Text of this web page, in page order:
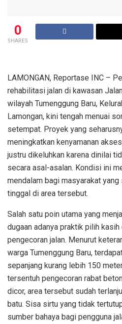
0
SHARES
LAMONGAN, Reportase INC –
rehabilitasi jalan di kawasan
wilayah Tumenggung Baru,
Lamongan, kini tengah menuai
setempat. Proyek yang
meningkatkan kenyamanan
justru dikeluhkan karena dinilai
secara asal-asalan. Kondisi ini
mendalam bagi masyarakat
tinggal di area tersebut.
Salah satu poin utama yang
dugaan adanya praktik pilih
pengecoran jalan. Menurut
warga Tumenggung Baru,
sepanjang kurang lebih 150
tersentuh pengecoran rabat
dicor, area tersebut sudah
batu. Sisa sirtu yang tidak
sumber bahaya bagi pengguna